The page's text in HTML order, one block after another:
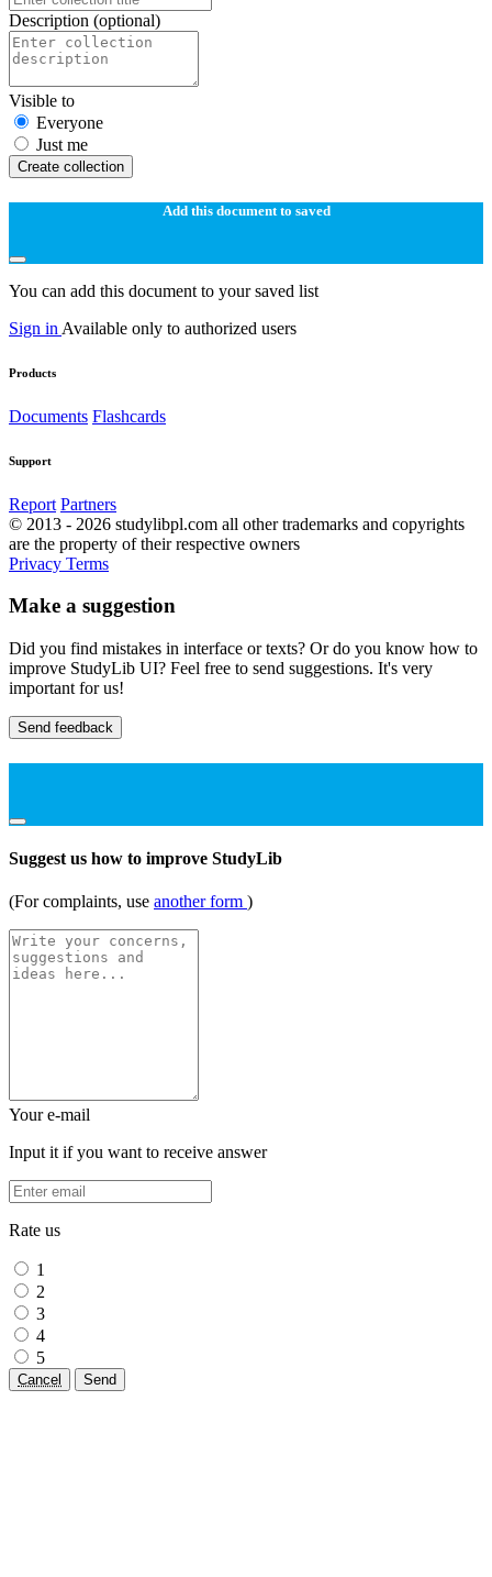
Description (optional)
Visible to
Everyone
Just me
Create collection
Add this document to saved
You can add this document to your saved list
Sign in Available only to authorized users
Products
Documents Flashcards
Support
Report Partners
© 2013 - 2026 studylibpl.com all other trademarks and copyrights
are the property of their respective owners
Privacy Terms
Make a suggestion
Did you find mistakes in interface or texts? Or do you know how to
improve StudyLib UI? Feel free to send suggestions. It's very
important for us!
Send feedback
Suggest us how to improve StudyLib
(For complaints, use another form )
Your e-mail
Input it if you want to receive answer
Rate us
1
2
3
4
5
Cancel Send